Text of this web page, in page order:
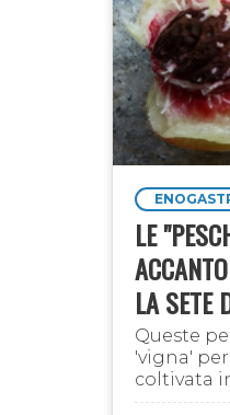
LE
LA SETE
Queste
'vigna'
coltivata
filari delle